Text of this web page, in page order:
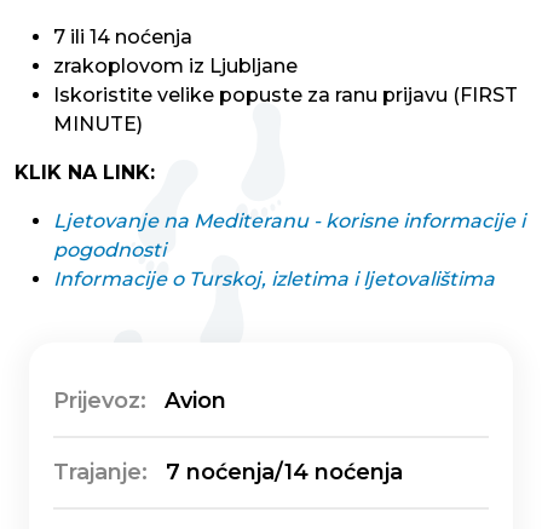
7 ili 14 noćenja
zrakoplovom iz Ljubljane
Iskoristite velike popuste za ranu prijavu (FIRST
MINUTE)
KLIK NA LINK:
Ljetovanje na Mediteranu - korisne informacije i
pogodnosti
Informacije o Turskoj, izletima i ljetovalištima
Prijevoz: Avion
Trajanje: 7 noćenja/14 noćenja